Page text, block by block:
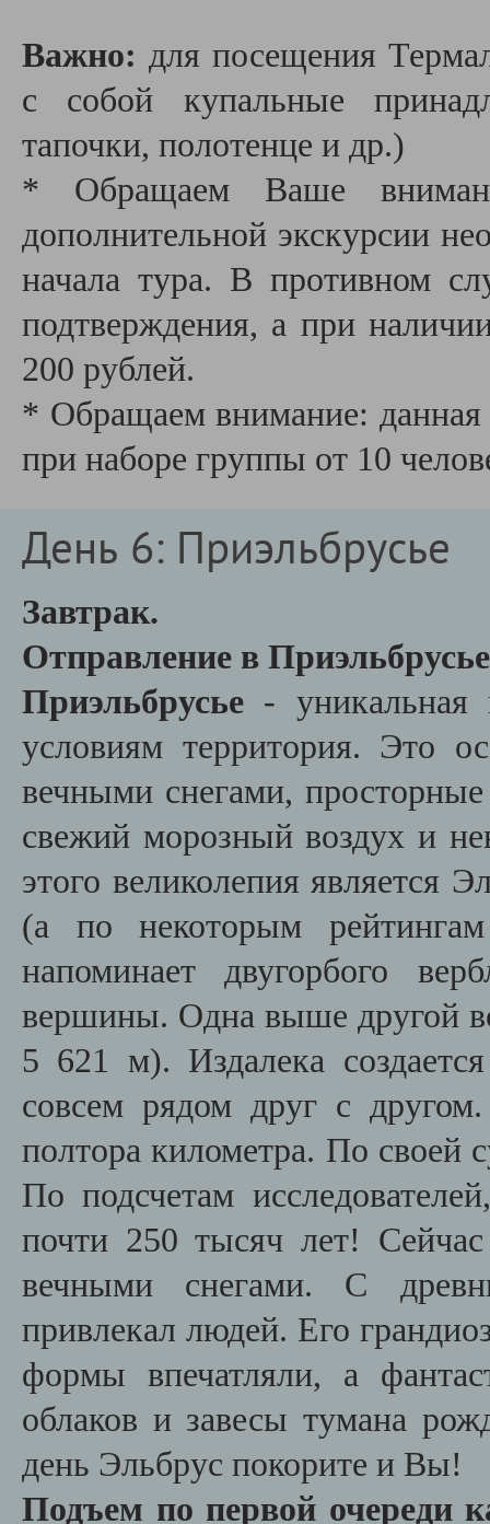
Важно: для посещения
с собой купальные
тапочки, полотенце и др.)
* Обращаем Ваше
дополнительной экскурсии
начала тура. В противном
подтверждения, а при
200 рублей.
* Обращаем внимание: данная
при наборе группы от 10
День 6: Приэльбрусье
Завтрак.
Отправление в Приэльбрусье
Приэльбрусье - уникальная
условиям территория. Это
вечными снегами,
свежий морозный воздух и
этого великолепия является
(а по некоторым
напоминает двугорбого
вершины. Одна выше другой
5 621 м). Издалека
совсем рядом друг с
полтора километра. По своей
По подсчетам
почти 250 тысяч лет!
вечными снегами. С
привлекал людей. Его
формы впечатляли, а
облаков и завесы тумана
день Эльбрус покорите и Вы!
Подъем по первой очереди